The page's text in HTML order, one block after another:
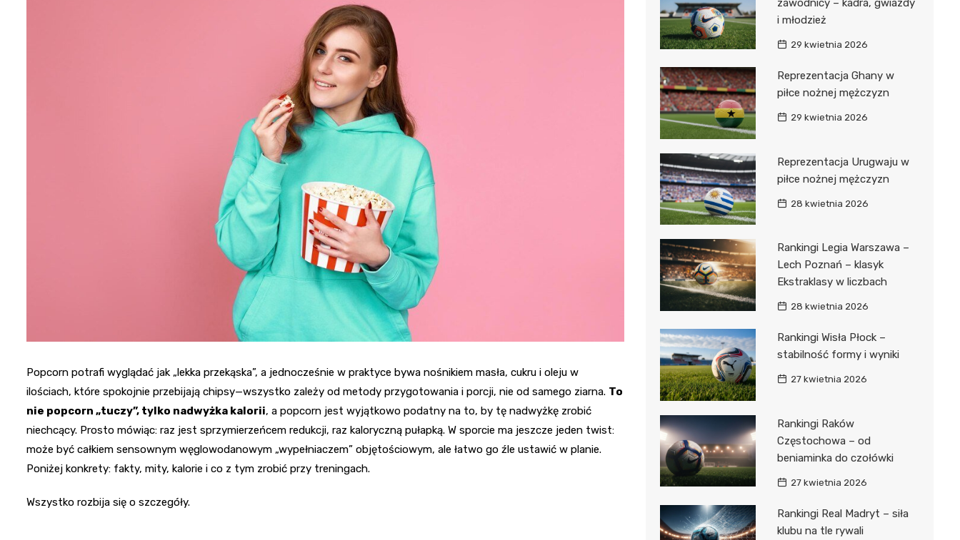
Popcorn potrafi wyglądać jak „lekka przekąska”, a jednocześnie w praktyce bywa nośnikiem masła, cukru i oleju w
ilościach, które spokojnie przebijają chipsy—wszystko zależy od metody przygotowania i porcji, nie od samego ziarna. To
nie popcorn „tuczy”, tylko nadwyżka kalorii, a popcorn jest wyjątkowo podatny na to, by tę nadwyżkę zrobić
niechcący. Prosto mówiąc: raz jest sprzymierzeńcem redukcji, raz kaloryczną pułapką. W sporcie ma jeszcze jeden twist:
może być całkiem sensownym węglowodanowym „wypełniaczem” objętościowym, ale łatwo go źle ustawić w planie.
Poniżej konkrety: fakty, mity, kalorie i co z tym zrobić przy treningach.
Wszystko rozbija się o szczegóły.
zawodnicy – kadra, gwiazdy
i młodzież
29 kwietnia 2026
Reprezentacja Ghany w
piłce nożnej mężczyzn
29 kwietnia 2026
Reprezentacja Urugwaju w
piłce nożnej mężczyzn
28 kwietnia 2026
Rankingi Legia Warszawa –
Lech Poznań – klasyk
Ekstraklasy w liczbach
28 kwietnia 2026
Rankingi Wisła Płock –
stabilność formy i wyniki
27 kwietnia 2026
Rankingi Raków
Częstochowa – od
beniaminka do czołówki
27 kwietnia 2026
Rankingi Real Madryt – siła
klubu na tle rywali